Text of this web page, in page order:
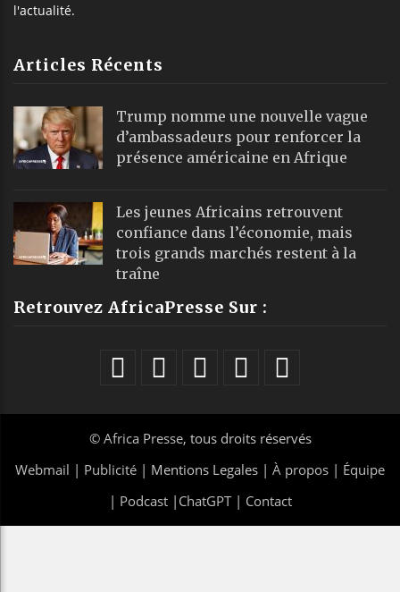
l'actualité.
Articles Récents
Trump nomme une nouvelle vague
d’ambassadeurs pour renforcer la
présence américaine en Afrique
Les jeunes Africains retrouvent
confiance dans l’économie, mais
trois grands marchés restent à la
traîne
Retrouvez AfricaPresse Sur :
© Africa Presse, tous droits réservés
Webmail | Publicité | Mentions Legales | À propos | Équipe
| Podcast| ChatGPT| Contact